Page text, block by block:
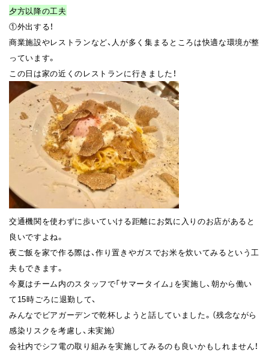
夕方以降の工夫
①外出する！
商業施設やレストランなど、人が多く集まるところは快適な環境が整
っています。
この日は家の近くのレストランに行きました！
交通機関を使わずに歩いていける距離にお気に入りのお店があると
良いですよね。
夜ご飯を家で作る際は、作り置きやガスでお米を炊いてみるという工
夫もできます。
今夏はチーム内のスタッフで「サマータイム」を実施し、朝から働い
て15時ごろに退勤して、
みんなでビアガーデンで乾杯しようと話していました。（残念ながら
感染リスクを考慮し、未実施）
会社内でシフ電の取り組みを実施してみるのも良いかもしれません！